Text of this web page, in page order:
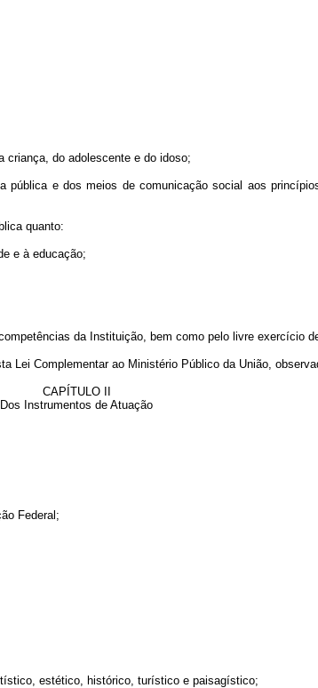
do adolescente e do idoso;
e dos meios de comunicação social aos
quanto:
e à educação;
da Instituição, bem como pelo livre exercício
Lei Complementar ao Ministério Público da União,
CAPÍTULO II
Dos Instrumentos de Atuação
Federal;
estético, histórico, turístico e paisagístico;